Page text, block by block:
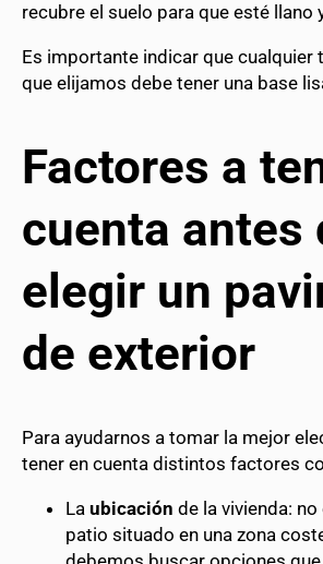
recubre el suelo para que esté llano
Es importante indicar que cualquier
que elijamos debe tener una base
Factores a
cuenta antes
elegir un
de exterior
Para ayudarnos a tomar la mejor
tener en cuenta distintos factores
La ubicación de la vivienda:
patio situado en una zona